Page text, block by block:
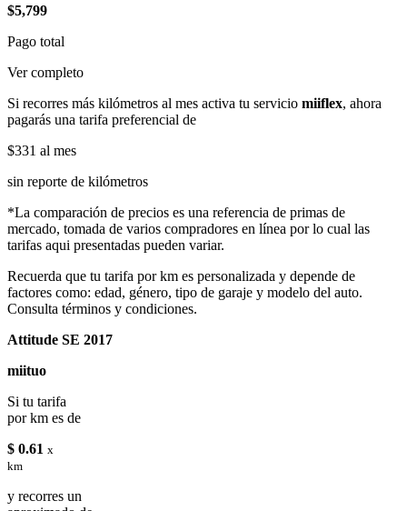
$5,799
Pago total
Ver completo
Si recorres más kilómetros al mes activa tu servicio miiflex, ahora
pagarás una tarifa preferencial de
$331 al mes
sin reporte de kilómetros
*La comparación de precios es una referencia de primas de
mercado, tomada de varios compradores en línea por lo cual las
tarifas aqui presentadas pueden variar.
Recuerda que tu tarifa por km es personalizada y depende de
factores como: edad, género, tipo de garaje y modelo del auto.
Consulta términos y condiciones.
Attitude SE 2017
miituo
Si tu tarifa
por km es de
$ 0.61 x
km
y recorres un